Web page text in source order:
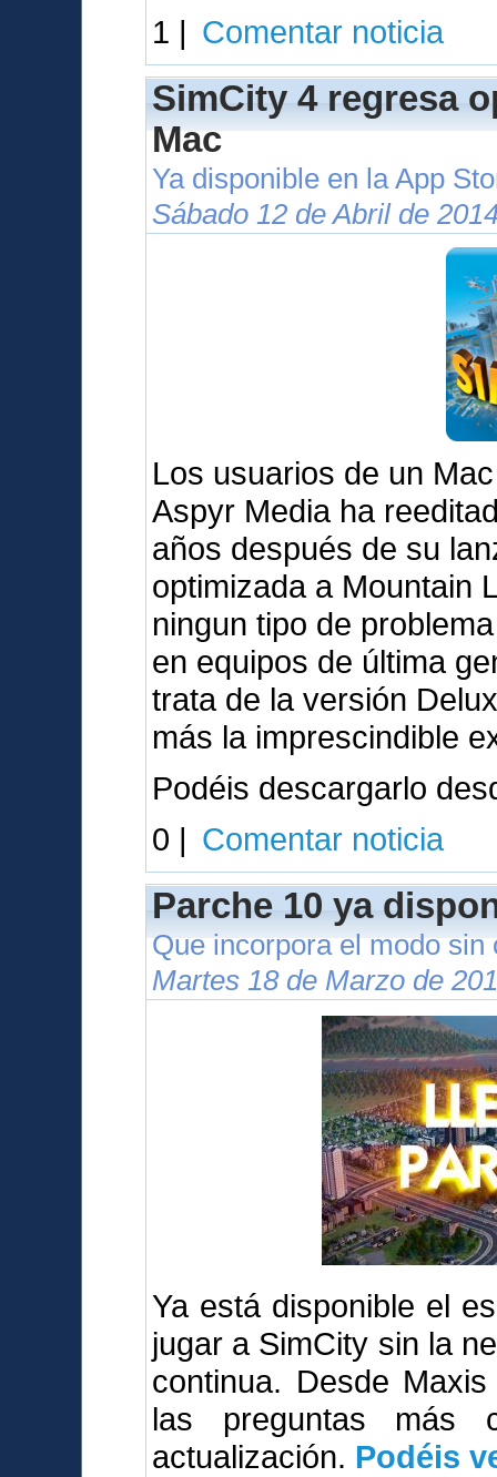
1 | Comentar noticia
SimCity 4 regresa
Mac
Ya disponible en la App
Sábado 12 de Abril de
Los usuarios de un
Aspyr Media ha
años después de su
optimizada a Mountain
ningun tipo de
en equipos de última
trata de la versión
más la imprescindible
Podéis descargarlo
0 | Comentar noticia
Parche 10 ya
Que incorpora el modo sin
Martes 18 de Marzo de
Ya está disponible el
jugar a SimCity sin la
continua. Desde
las preguntas más
actualización. Podéis